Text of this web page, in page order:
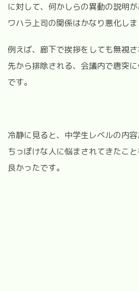
に対して、何かしらの異動の説明
ワハラ上司の関係はかなり悪化しま
例えば、廊下で挨拶をしても無視
先から排除される、会議内で唐突
です。
冷静に見ると、中学生レベルの内
ちっぽけな人に悩まされてきたこ
良かったです。